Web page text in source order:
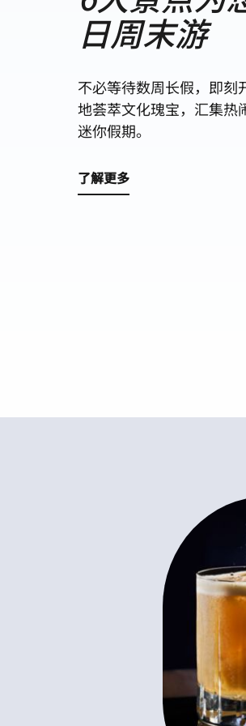
日周末游
不必等待数周长假，即刻
地荟萃文化瑰宝，汇集热
迷你假期。
了解更多